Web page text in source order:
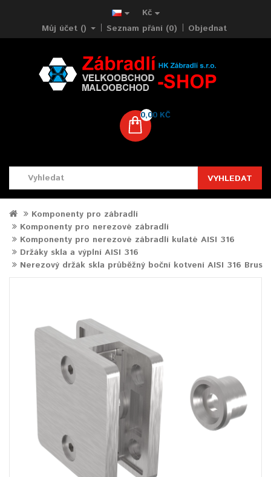
Kč
Můj účet ()
Seznam přání (0) Objednat
0,00 KČ
VYHLEDAT
Komponenty pro zábradlí
Komponenty pro nerezové zábradlí
Komponenty pro nerezové zábradlí kulaté AISI 316
Držáky skla a výplní AISI 316
Nerezový držák skla průběžný boční kotvení AISI 316 Brus